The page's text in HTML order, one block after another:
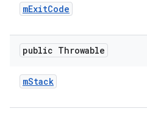
mExitCode
public Throwable
mStack